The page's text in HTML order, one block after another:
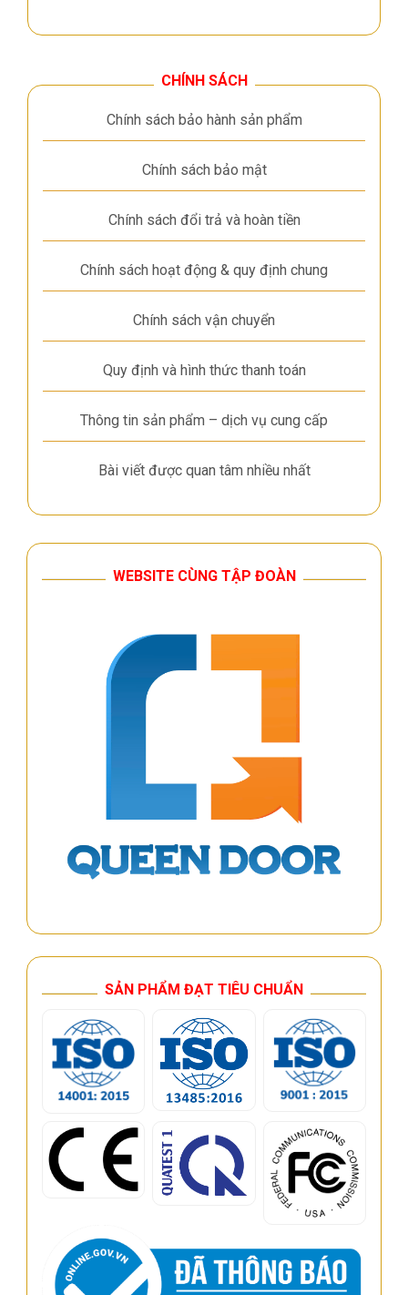
CHÍNH SÁCH
Chính sách bảo hành sản phẩm
Chính sách bảo mật
Chính sách đổi trả và hoàn tiền
Chính sách hoạt động & quy định chung
Chính sách vận chuyển
Quy định và hình thức thanh toán
Thông tin sản phẩm – dịch vụ cung cấp
Bài viết được quan tâm nhiều nhất
WEBSITE CÙNG TẬP ĐOÀN
SẢN PHẨM ĐẠT TIÊU CHUẨN